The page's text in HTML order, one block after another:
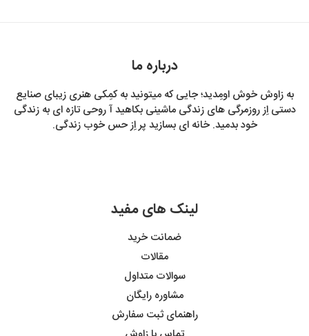
درباره ما
به زاوش خوش اومِدید؛ جایی که میتونید به کمِکی هنری زیبای صنایع
دستی اِز روزمرگی های زندگی ماشینی بکاهید آ روحی تازه ای به زندگی
خود بدمید. خانه ای بسازید پر اِز حس خوب زندگی.
لینک های مفید
ضمانت خرید
مقالات
سوالات متداول
مشاوره رایگان
راهنمای ثبت سفارش